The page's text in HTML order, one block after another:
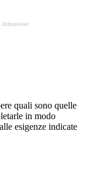
quali sono quelle
in modo
esigenze indicate